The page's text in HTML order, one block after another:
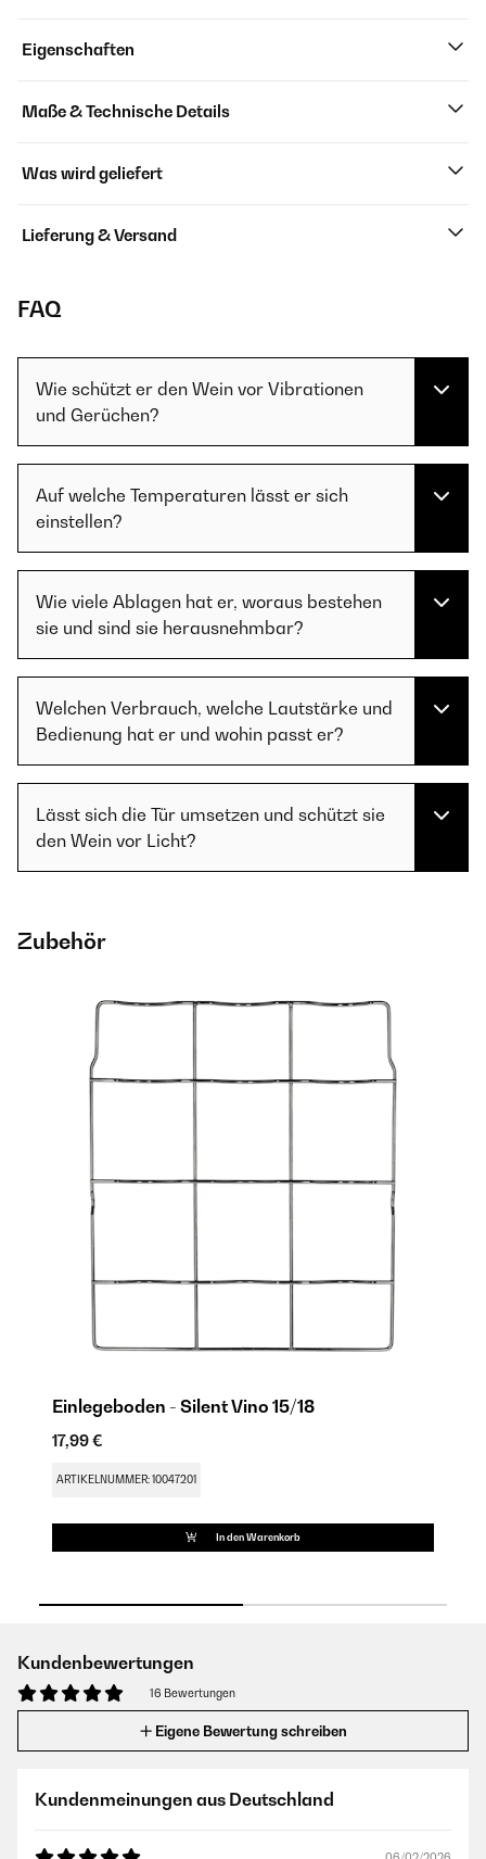
Eigenschaften
Maße & Technische Details
Was wird geliefert
Lieferung & Versand
FAQ
Wie schützt er den Wein vor Vibrationen
und Gerüchen?
Auf welche Temperaturen lässt er sich
einstellen?
Wie viele Ablagen hat er, woraus bestehen
sie und sind sie herausnehmbar?
Welchen Verbrauch, welche Lautstärke und
Bedienung hat er und wohin passt er?
Lässt sich die Tür umsetzen und schützt sie
den Wein vor Licht?
Zubehör
Einlegeboden - Silent Vino 15/18
17,99 €
ARTIKELNUMMER: 10047201
In den Warenkorb
Kundenbewertungen
16 Bewertungen
Eigene Bewertung schreiben
Kundenmeinungen aus Deutschland